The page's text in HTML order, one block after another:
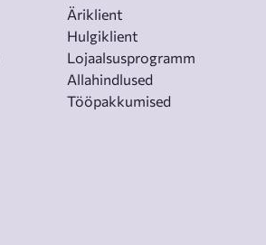
Äriklient
Hulgiklient
Lojaalsusprogramm
Allahindlused
Tööpakkumised